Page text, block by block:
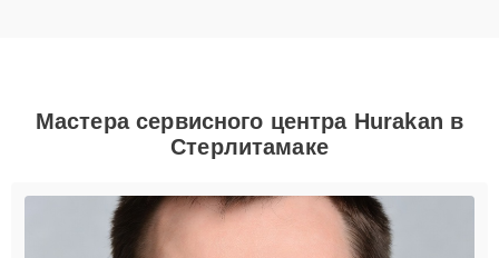
Мастера сервисного центра Hurakan в
Стерлитамаке